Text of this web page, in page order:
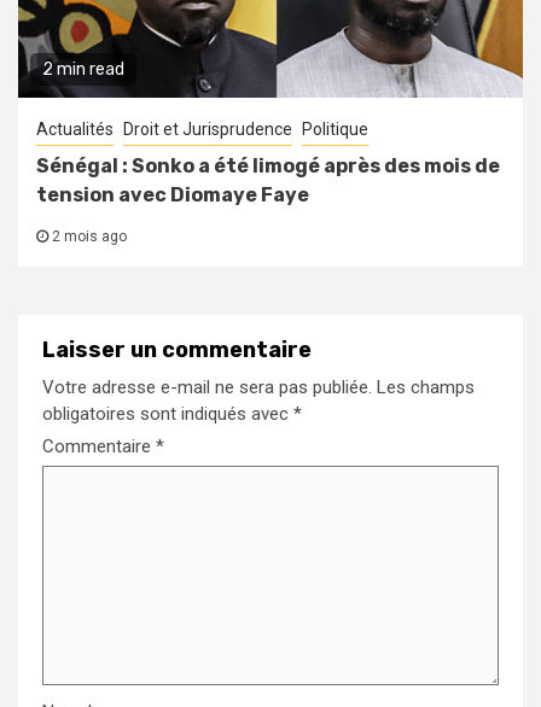
2 min read
Actualités Droit et Jurisprudence Politique
Sénégal : Sonko a été limogé après des mois de
tension avec Diomaye Faye
2 mois ago
Laisser un commentaire
Votre adresse e-mail ne sera pas publiée. Les champs
obligatoires sont indiqués avec *
Commentaire *